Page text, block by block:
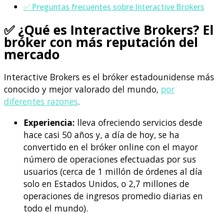
✅ Preguntas frecuentes sobre Interactive Brokers
✅ ¿Qué es Interactive Brokers? El
bróker con más reputación del
mercado
Interactive Brokers es el bróker estadounidense más
conocido y mejor valorado del mundo, por
diferentes razones.
Experiencia: lleva ofreciendo servicios desde
hace casi 50 años y, a día de hoy, se ha
convertido en el bróker online con el mayor
número de operaciones efectuadas por sus
usuarios (cerca de 1 millón de órdenes al día
solo en Estados Unidos, o 2,7 millones de
operaciones de ingresos promedio diarias en
todo el mundo).